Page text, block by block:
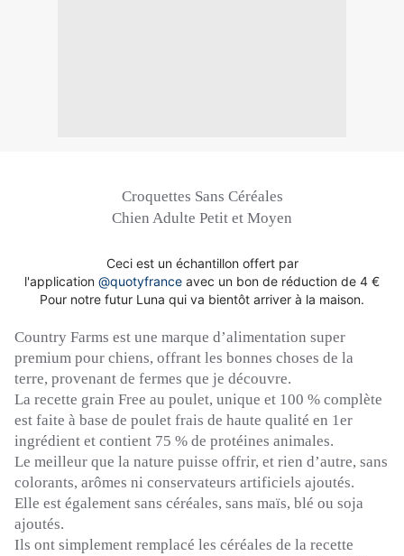
Croquettes Sans Céréales
Chien Adulte Petit et Moyen
Ceci est un échantillon offert par
l'application @quotyfrance avec un bon de réduction de 4 €
Pour notre futur Luna qui va bientôt arriver à la maison.
Country Farms est une marque d’alimentation super
premium pour chiens, offrant les bonnes choses de la
terre, provenant de fermes que je découvre.
La recette grain Free au poulet, unique et 100 % complète
est faite à base de poulet frais de haute qualité en 1er
ingrédient et contient 75 % de protéines animales.
Le meilleur que la nature puisse offrir, et rien d’autre, sans
colorants, arômes ni conservateurs artificiels ajoutés.
Elle est également sans céréales, sans maïs, blé ou soja
ajoutés.
Ils ont simplement remplacé les céréales de la recette